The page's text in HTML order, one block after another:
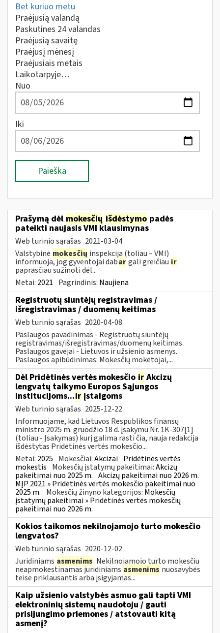
Bet kuriuo metu
Praėjusią valandą
Paskutines 24 valandas
Praėjusią savaitę
Praėjusį mėnesį
Praėjusiais metais
Laikotarpyje…
Nuo
Iki
Paieška
Prašymą dėl mokesčių išdėstymo padės
pateikti naujasis VMI klausimynas
Web turinio sąrašas 2021-03-04
Valstybinė mokesčių inspekcija (toliau – VMI)
informuoja, jog gyventojai dabargali greičiau ir
paprasčiau sužinoti dėl...
Metai: 2021 Pagrindinis: Naujiena
Registruotų siuntėjų registravimas /
išregistravimas / duomenų keitimas
Web turinio sąrašas 2020-04-08
Paslaugos pavadinimas - Registruotų siuntėjų
registravimas/išregistravimas/duomenų keitimas.
Paslaugos gavėjai - Lietuvos ir užsienio asmenys.
Paslaugos apibūdinimas: Mokesčių mokėtojai,...
Dėl Pridėtinės vertės mokesčio ir Akcizų
lengvatų taikymo Europos Sąjungos
institucijoms...ir įstaigoms
Web turinio sąrašas 2025-12-22
Informuojame, kad Lietuvos Respublikos finansų
ministro 2025 m. gruodžio 18 d. įsakymu Nr. 1K-307[1]
(toliau - Įsakymas) kurį galima rasti čia, nauja redakcija
išdėstytas Pridėtinės vertės mokesčio...
Metai: 2025 Mokesčiai:Akcizai Pridėtinės vertės
mokestis Mokesčių įstatymų pakeitimai:Akcizų
pakeitimai nuo 2025 m. Akcizų pakeitimai nuo 2026 m.
MĮP 2021 » Pridėtinės vertės mokesčio pakeitimai nuo
2025 m. Mokesčių žinyno kategorijos: Mokesčių
įstatymų pakeitimai » Pridėtinės vertės mokesčių
pakeitimai nuo 2026 m.
Kokios taikomos nekilnojamojo turto mokesčio
lengvatos?
Web turinio sąrašas 2020-12-02
Juridiniams asmenims. Nekilnojamojo turto mokesčiu
neapmokestinamas juridiniams asmenims nuosavybės
teise priklausantis arba įsigyjamas...
Kaip užsienio valstybės asmuo gali tapti VMI
elektroninių sistemų naudotoju / gauti
prisijungimo priemones / atstovauti kitą
asmenį?